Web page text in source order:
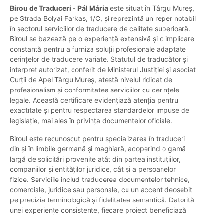
Birou de Traduceri - Pál Mária este situat în Târgu Mureș,
pe Strada Bolyai Farkas, 1/C, și reprezintă un reper notabil
în sectorul serviciilor de traducere de calitate superioară.
Biroul se bazează pe o experiență extensivă și o implicare
constantă pentru a furniza soluții profesionale adaptate
cerințelor de traducere variate. Statutul de traducător și
interpret autorizat, conferit de Ministerul Justiției și asociat
Curții de Apel Târgu Mureș, atestă nivelul ridicat de
profesionalism și conformitatea serviciilor cu cerințele
legale. Această certificare evidențiază atenția pentru
exactitate și pentru respectarea standardelor impuse de
legislație, mai ales în privința documentelor oficiale.
Biroul este recunoscut pentru specializarea în traduceri
din și în limbile germană și maghiară, acoperind o gamă
largă de solicitări provenite atât din partea instituțiilor,
companiilor și entităților juridice, cât și a persoanelor
fizice. Serviciile includ traducerea documentelor tehnice,
comerciale, juridice sau personale, cu un accent deosebit
pe precizia terminologică și fidelitatea semantică. Datorită
unei experiențe consistente, fiecare proiect beneficiază